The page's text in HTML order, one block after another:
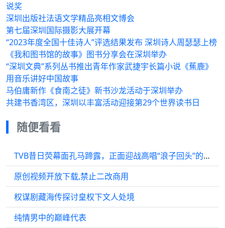
说奖
深圳出版社法语文学精品亮相文博会
第七届深圳国际摄影大展开幕
“2023年度全国十佳诗人”评选结果发布 深圳诗人周瑟瑟上榜
《我和图书馆的故事》图书分享会在深圳举办
“深圳文典”系列丛书推出青年作家武捷宇长篇小说《蕉鹿》
用音乐讲好中国故事
马伯庸新作《食南之徒》新书沙龙活动于深圳举办
共建书香湾区，深圳以丰富活动迎接第29个世界读书日
随便看看
TVB昔日荧幕面孔马蹄露，正面迎战高唱“浪子回头”的张敬轩，爽感拉满！
原创视频开放下载,禁止二改商用
权谋剧藏海传探讨皇权下文人处境
纯情男中的巅峰代表